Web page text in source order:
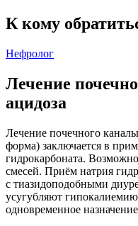
К кому
Нефролог
Лечение
ацидоза
Лечение почечного
форма) заключается в
гидрокарбоната.
смесей. Приём натрия
с тиазидоподобными
усугубляют
одновременное